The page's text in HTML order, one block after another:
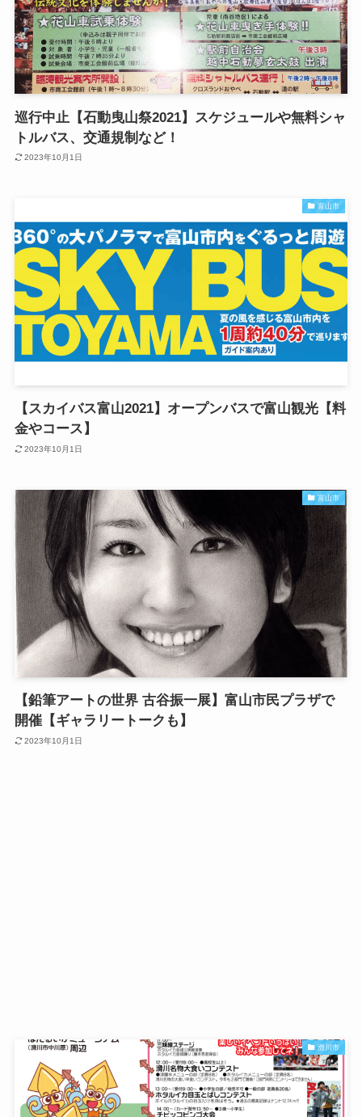
巡行中止【石動曳山祭2021】スケジュールや無料シャ
トルバス、交通規制など！
2023年10月1日
富山市
【スカイバス富山2021】オープンバスで富山観光【料
金やコース】
2023年10月1日
富山市
【鉛筆アートの世界 古谷振一展】富山市民プラザで
開催【ギャラリートークも】
2023年10月1日
滑川市